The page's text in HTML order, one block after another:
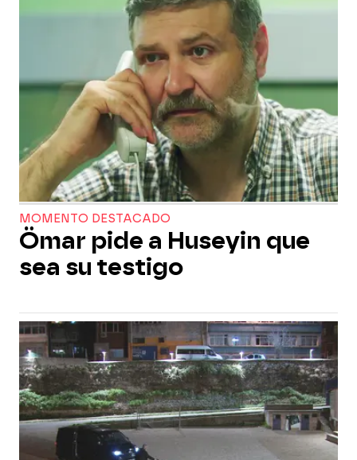
MOMENTO DESTACADO
Ömar pide a Huseyin que
sea su testigo